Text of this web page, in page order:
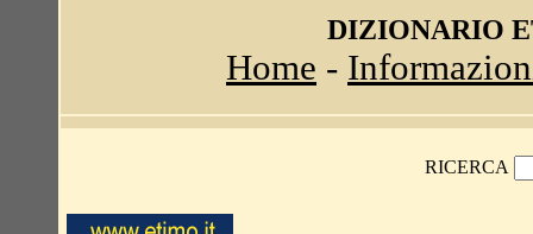
DIZIONARIO
Home -
RICERCA